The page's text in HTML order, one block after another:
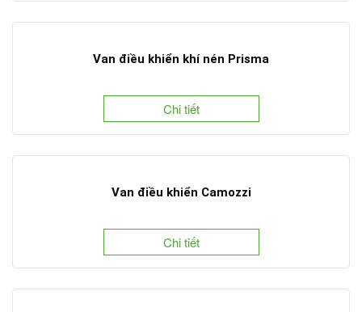
Van điều khiển khí nén Prisma
Chi tiết
Van điều khiển Camozzi
Chi tiết